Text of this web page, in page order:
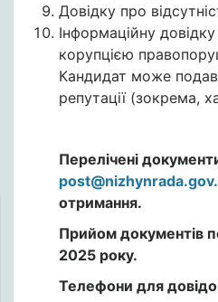
Довідку про
Інформаційну
корупцією
Кандидат може
репутації (зокрема,
Перелічені
отримання.
Прийом документів
2025 року.
Телефони для